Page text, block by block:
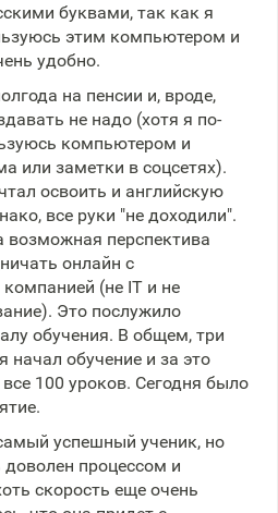
буквами, так как я
этим компьютером и
удобно.
на пенсии и, вроде,
не надо (хотя я по-
компьютером и
или заметки в соцсетях).
освоить и английскую
все руки "не доходили".
возможная перспектива
онлайн с
(не IT и не
Это послужило
обучения. В общем, три
начал обучение и за это
100 уроков. Сегодня было
успешный ученик, но
доволен процессом и
скорость еще очень